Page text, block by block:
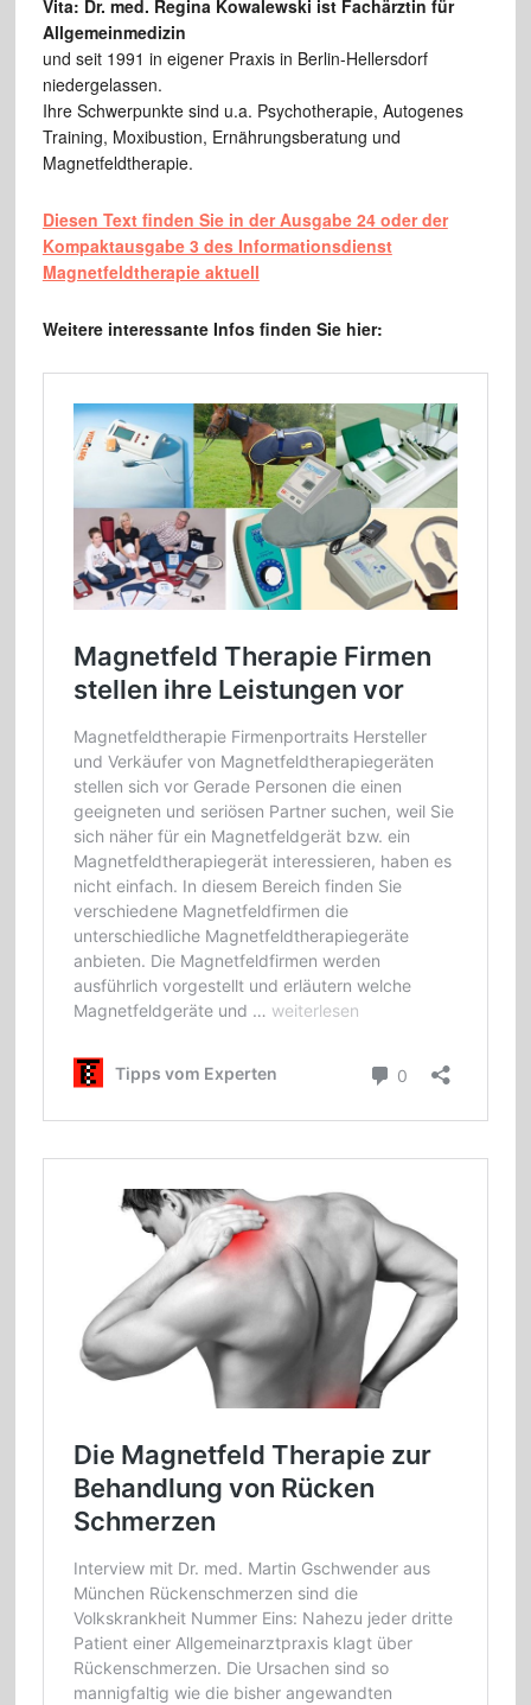
Vita: Dr. med. Regina Kowalewski ist Fachärztin für
Allgemeinmedizin
und seit 1991 in eigener Praxis in Berlin-Hellersdorf
niedergelassen.
Ihre Schwerpunkte sind u.a. Psychotherapie, Autogenes
Training, Moxibustion, Ernährungsberatung und
Magnetfeldtherapie.
Diesen Text finden Sie in der Ausgabe 24 oder der
Kompaktausgabe 3 des Informationsdienst
Magnetfeldtherapie aktuell
Weitere interessante Infos finden Sie hier: